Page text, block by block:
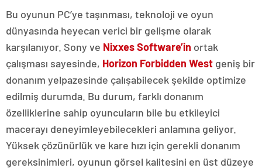
Bu oyunun PC’ye taşınması, teknoloji ve oyun
dünyasında heyecan verici bir gelişme olarak
karşılanıyor. Sony ve Nixxes Software’in ortak
çalışması sayesinde, Horizon Forbidden West geniş bir
donanım yelpazesinde çalışabilecek şekilde optimize
edilmiş durumda. Bu durum, farklı donanım
özelliklerine sahip oyuncuların bile bu etkileyici
macerayı deneyimleyebilecekleri anlamına geliyor.
Yüksek çözünürlük ve kare hızı için gerekli donanım
gereksinimleri, oyunun görsel kalitesini en üst düzeye